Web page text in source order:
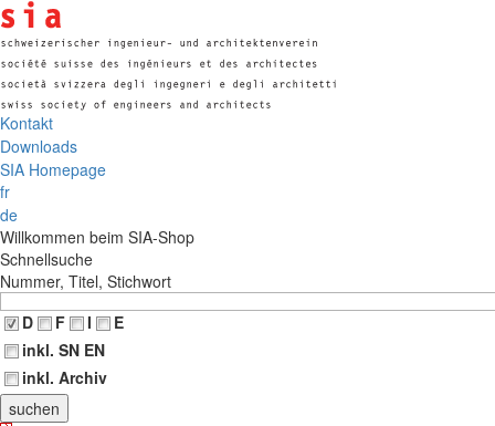
Kontakt
Downloads
SIA Homepage
fr
de
Willkommen beim SIA-Shop
Schnellsuche
Nummer, Titel, Stichwort
D
F I
E
inkl. SN EN
inkl. Archiv